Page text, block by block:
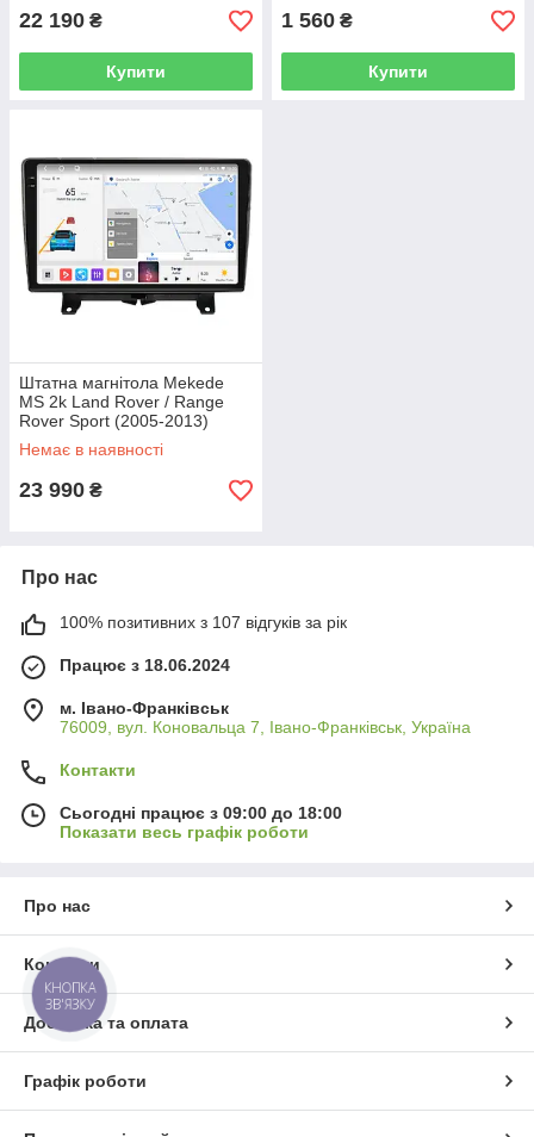
22 190 ₴
Купити
1 560 ₴
Купити
Штатна магнітола Mekede
MS 2k Land Rover / Range
Rover Sport (2005-2013)
CarPlay QleD
Немає в наявності
23 990 ₴
Про нас
100% позитивних з 107 відгуків за рік
Працює з 18.06.2024
м. Івано-Франківськ
76009, вул. Коновальца 7, Івано-Франківськ, Україна
Контакти
Сьогодні працює з 09:00 до 18:00
Показати весь графік роботи
Про нас
Контакти
Доставка та оплата
Графік роботи
КНОПКА
ЗВ'ЯЗКУ